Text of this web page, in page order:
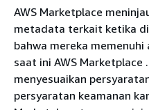
AWS Marketplace
metadata terkait ketika
bahwa mereka
saat ini AWS Marketplace
menyesuaikan
persyaratan keamanan